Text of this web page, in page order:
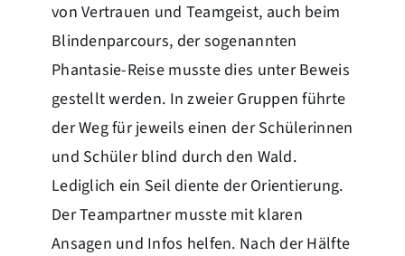
von Vertrauen und Teamgeist, auch beim
Blindenparcours, der sogenannten
Phantasie-Reise musste dies unter Beweis
gestellt werden. In zweier Gruppen führte
der Weg für jeweils einen der Schülerinnen
und Schüler blind durch den Wald.
Lediglich ein Seil diente der Orientierung.
Der Teampartner musste mit klaren
Ansagen und Infos helfen. Nach der Hälfte